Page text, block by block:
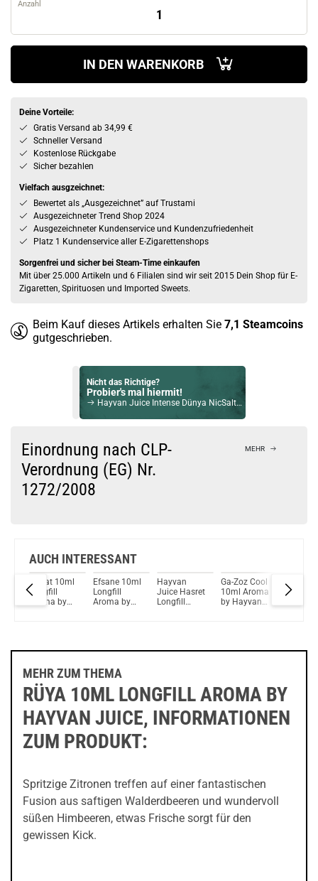
Anzahl
IN DEN WARENKORB
Deine Vorteile:
Gratis Versand ab 34,99 €
Schneller Versand
Kostenlose Rückgabe
Sicher bezahlen
Vielfach ausgzeichnet:
Bewertet als „Ausgezeichnet” auf Trustami
Ausgezeichneter Trend Shop 2024
Ausgezeichneter Kundenservice und Kundenzufriedenheit
Platz 1 Kundenservice aller E-Zigarettenshops
Sorgenfrei und sicher bei Steam-Time einkaufen
Mit über 25.000 Artikeln und 6 Filialen sind wir seit 2015 Dein Shop für E-
Zigaretten, Spirituosen und Imported Sweets.
Beim Kauf dieses Artikels erhalten Sie 7,1 Steamcoins
gutgeschrieben.
Nicht das Richtige?
Probier's mal hiermit!
Hayvan Juice Intense Dünya NicSalt Liquid 10ml / 10mg
Check das mal!
Typhoon Tang - Drip Hacks Aroma Longfill 10ml
Du willst Kröten sparen?
Schau mal hier!
Einordnung nach CLP-
Verordnung (EG) Nr.
1272/2008
MEHR
AUCH INTERESSANT
Hayat 10ml
Longfill
Aroma by
Efsane 10ml
Longfill
Aroma by
Hayvan
Juice Hasret
Longfill
Ga-Zoz Cool
10ml Aroma
by Hayvan
Ga-Zoz
Aroma
MEHR ZUM THEMA
RÜYA 10ML LONGFILL AROMA BY
HAYVAN JUICE, INFORMATIONEN
ZUM PRODUKT:
Spritzige Zitronen treffen auf einer fantastischen
Fusion aus saftigen Walderdbeeren und wundervoll
süßen Himbeeren, etwas Frische sorgt für den
gewissen Kick.